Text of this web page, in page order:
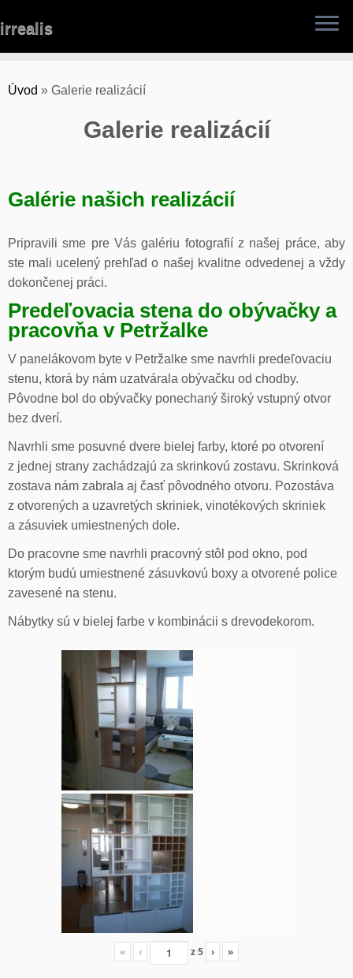
to
irrealis
Úvod » Galerie realizácií
Galerie realizácií
Galérie našich realizácií
Pripravili sme pre Vás galériu fotografií z našej práce, aby
ste mali ucelený prehľad o našej kvalitne odvedenej a vždy
dokončenej práci.
Predeľovacia stena do obývačky a
pracovňa v Petržalke
V panelákovom byte v Petržalke sme navrhli predeľovaciu
stenu, ktorá by nám uzatvárala obývačku od chodby.
Pôvodne bol do obývačky ponechaný široký vstupný otvor
bez dverí.
Navrhli sme posuvné dvere bielej farby, ktoré po otvorení
z jednej strany zachádzajú za skrinkovú zostavu. Skrinková
zostava nám zabrala aj časť pôvodného otvoru. Pozostáva
z otvorených a uzavretých skriniek, vinotékových skriniek
a zásuviek umiestnených dole.
Do pracovne sme navrhli pracovný stôl pod okno, pod
ktorým budú umiestnené zásuvkovú boxy a otvorené police
zavesené na stenu.
Nábytky sú v bielej farbe v kombinácii s drevodekorom.
« ‹ z5 › »